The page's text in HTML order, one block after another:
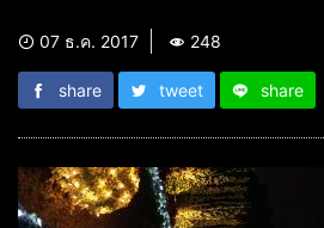
07 ธ.ค. 2017 248
share tweet share